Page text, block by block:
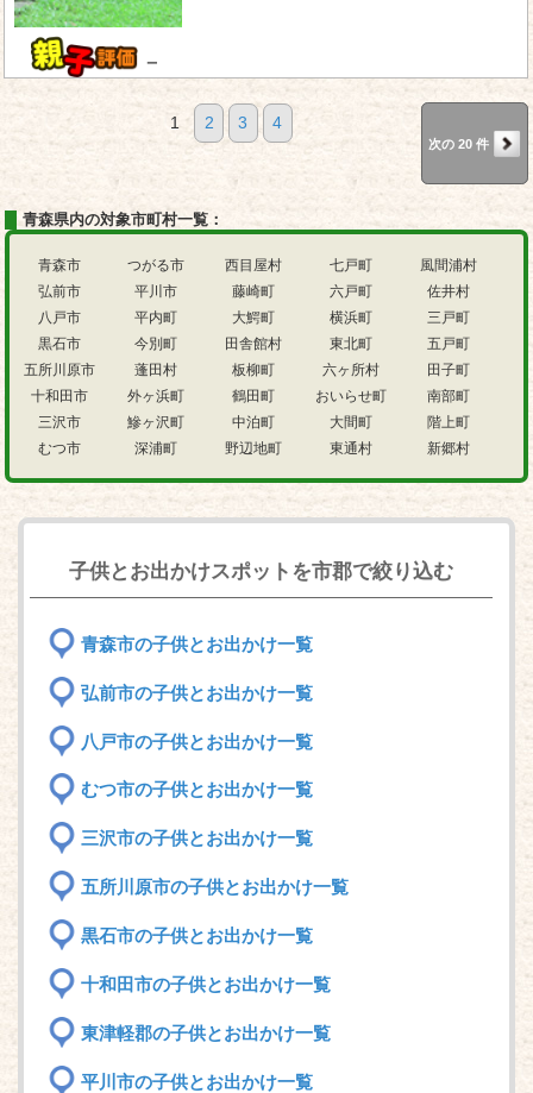
－
1 2 3 4
次の 20 件
青森県内の対象市町村一覧：
青森市
弘前市
八戸市
黒石市
五所川原市
十和田市
三沢市
むつ市
つがる市
平川市
平内町
今別町
蓬田村
外ヶ浜町
鰺ヶ沢町
深浦町
西目屋村
藤崎町
大鰐町
田舎館村
板柳町
鶴田町
中泊町
野辺地町
七戸町
六戸町
横浜町
東北町
六ヶ所村
おいらせ町
大間町
東通村
風間浦村
佐井村
三戸町
五戸町
田子町
南部町
階上町
新郷村
子供とお出かけスポットを市郡で絞り込む
青森市の子供とお出かけ一覧
弘前市の子供とお出かけ一覧
八戸市の子供とお出かけ一覧
むつ市の子供とお出かけ一覧
三沢市の子供とお出かけ一覧
五所川原市の子供とお出かけ一覧
黒石市の子供とお出かけ一覧
十和田市の子供とお出かけ一覧
東津軽郡の子供とお出かけ一覧
平川市の子供とお出かけ一覧